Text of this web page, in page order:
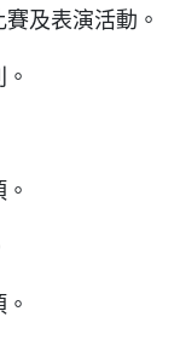
及表演活動。